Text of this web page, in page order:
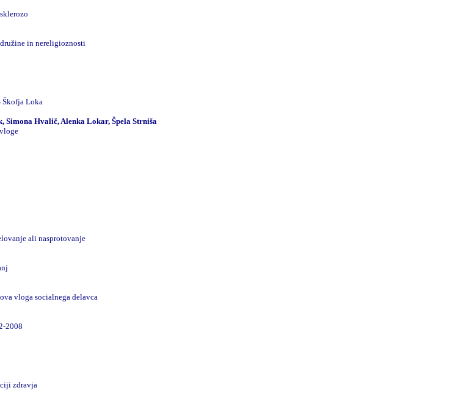
in nereligioznosti
Škofja Loka
Simona Hvalič, Alenka Lokar, Špela Strniša
ali nasprotovanje
vloga socialnega delavca
2008
zdravja